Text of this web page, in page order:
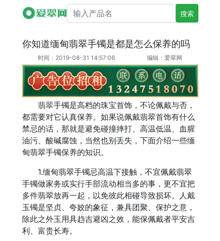
搜索产品名
你知道缅甸翡翠手镯是都是怎么保养的吗
时间：2019-08-31 14:57:06 编辑：爱翠网
翡翠手镯是高档的珠宝首饰，不论佩戴与否，
都需要对它认真保养。如果说佩戴翡翠首饰有什么
禁忌的话，那就是避免碰撞摔打、高温低温、血腥
油污、酸碱腐蚀，当然也别丢失，下面介绍一些缅
甸翡翠手镯保养的知识。
1.缅甸翡翠手镯忌高温下接触，不宜佩戴翡翠
手镯做家务或实行手部流动相当多的事，更不宜把
多件翡翠放再一起，以免彼此相碰导致损坏。人戴
玉镯是坚贞、夸姣的象征，兼具团聚、保护之意，
除此之外玉用具趋吉避凶之效，能保佩戴者平安吉
利、富贵长寿。